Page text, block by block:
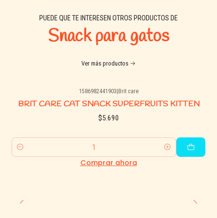
PUEDE QUE TE INTERESEN OTROS PRODUCTOS DE
Snack para gatos
Ver más productos
1586982441903 Brit care
BRIT CARE CAT SNACK SUPERFRUITS KITTEN
$5.690
Cantidad
Comprar ahora